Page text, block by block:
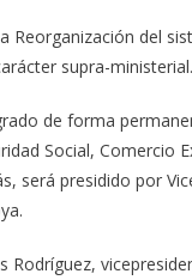
Reorganización del
supra-ministerial.
de forma
Social, Comercio
será presidido por
Rodríguez,